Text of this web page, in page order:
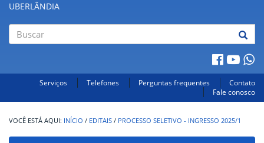
UBERLÂNDIA
Serviços Telefones Perguntas frequentes
Contato
Fale conosco
INÍCIO / EDITAIS / PROCESSO SELETIVO - INGRESSO 2025/1